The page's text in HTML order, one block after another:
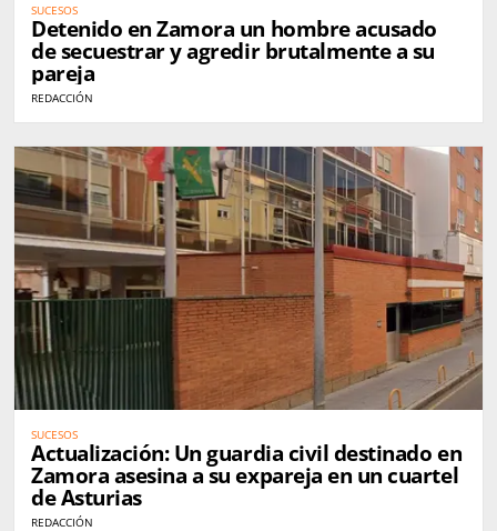
SUCESOS
Detenido en Zamora un hombre acusado
de secuestrar y agredir brutalmente a su
pareja
REDACCIÓN
SUCESOS
Actualización: Un guardia civil destinado en
Zamora asesina a su expareja en un cuartel
de Asturias
REDACCIÓN